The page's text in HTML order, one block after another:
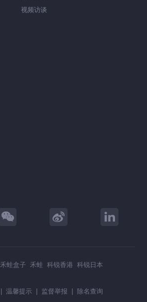
视频访谈
禾蛙盒子 禾蛙 科锐香港 科锐日本
温馨提示 监督举报 除名查询